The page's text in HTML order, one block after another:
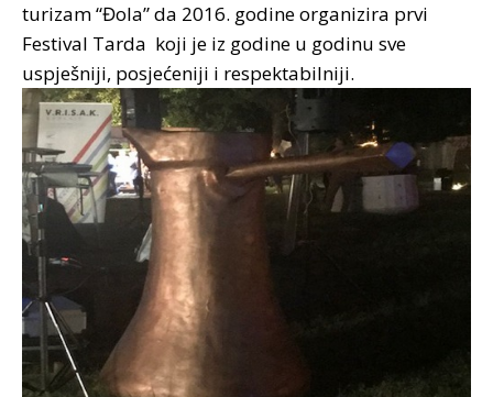
turizam “Đola” da 2016. godine organizira prvi
Festival Tarda koji je iz godine u godinu sve
uspješniji, posjećeniji i respektabilniji.